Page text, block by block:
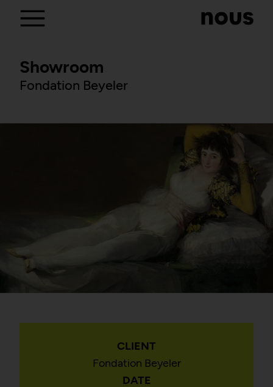
Showroom
Fondation Beyeler
CLIENT
Fondation Beyeler
DATE